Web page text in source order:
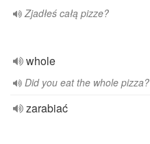
Zjadłeś całą pizze?
whole
Did you eat the whole pizza?
zarabiać